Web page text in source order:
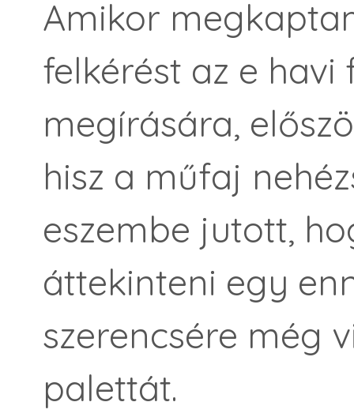
Amikor
felkérést az e
megírására,
hisz a műfaj
eszembe jutott,
áttekinteni egy
szerencsére még
palettát.